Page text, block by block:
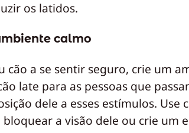
os latidos.
calmo
cão a se sentir seguro, crie um
late para as pessoas que
dele a esses estímulos. Use
a visão dele ou crie um